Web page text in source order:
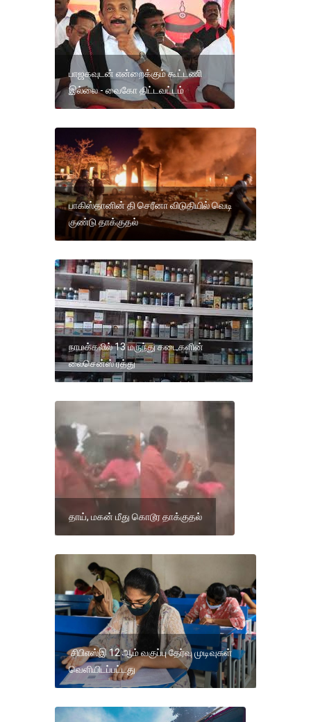
பாஜகவுடன் என்றைக்கும் கூட்டணி
இல்லை - வைகோ திட்டவட்டம்
பாகிஸ்தானின் தி செரீனா விடுதியில் வெடி
குண்டு தாக்குதல்
நாமக்கலில் 13 மருந்து கடைகளின்
லைசென்ஸ் ரத்து
தாய், மகன் மீது கொடூர தாக்குதல்
சிபிஎஸ்இ 12 ஆம் வகுப்பு தேர்வு முடிவுகள்
வெளியிடப்பட்டது